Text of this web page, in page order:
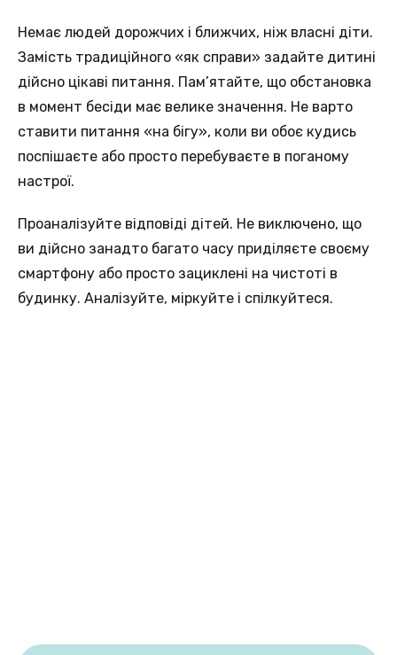
Немає людей дорожчих і ближчих, ніж власні діти.
Замість традиційного «як справи» задайте дитині
дійсно цікаві питання. Пам’ятайте, що обстановка
в момент бесіди має велике значення. Не варто
ставити питання «на бігу», коли ви обоє кудись
поспішаєте або просто перебуваєте в поганому
настрої.
Проаналізуйте відповіді дітей. Не виключено, що
ви дійсно занадто багато часу приділяєте своєму
смартфону або просто зациклені на чистоті в
будинку. Аналізуйте, міркуйте і спілкуйтеся.